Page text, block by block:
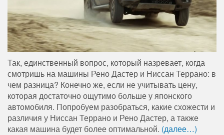
Так, единственный вопрос, который назревает, когда
смотришь на машины Рено Дастер и Ниссан Террано: в
чем разница? Конечно же, если не учитывать цену,
которая достаточно ощутимо больше у японского
автомобиля. Попробуем разобраться, какие схожести и
различия у Ниссан Террано и Рено Дастер, а также
какая машина будет более оптимальной. (далее…)